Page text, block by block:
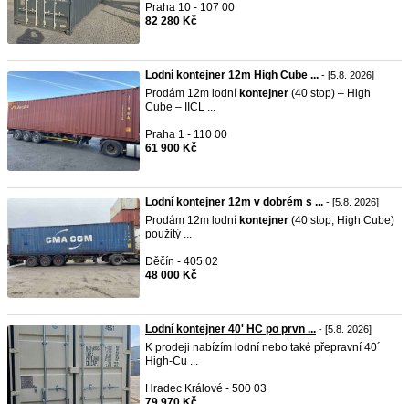
Praha 10 - 107 00
82 280 Kč
Lodní kontejner 12m High Cube ... - [5.8. 2026]
Prodám 12m lodní kontejner (40 stop) – High
Cube – IICL ...
Praha 1 - 110 00
61 900 Kč
Lodní kontejner 12m v dobrém s ... - [5.8. 2026]
Prodám 12m lodní kontejner (40 stop, High Cube)
použitý ...
Děčín - 405 02
48 000 Kč
Lodní kontejner 40' HC po prvn ... - [5.8. 2026]
K prodeji nabízím lodní nebo také přepravní 40´
High-Cu ...
Hradec Králové - 500 03